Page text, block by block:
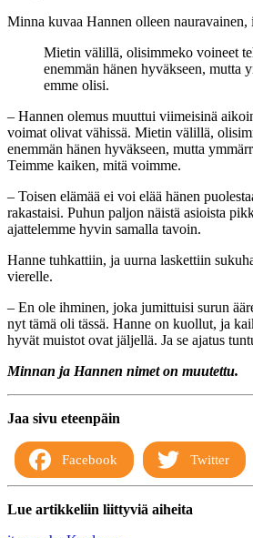
Minna kuvaa Hannen olleen
Mietin välillä, olisimmeko voineet
enemmän hänen hyväkseen, mutta
emme olisi.
– Hannen olemus muuttui viimeisinä
voimat olivat vähissä. Mietin välillä,
enemmän hänen hyväkseen, mutta
Teimme kaiken, mitä voimme.
– Toisen elämää ei voi elää hänen
rakastaisi. Puhun paljon näistä asioista
ajattelemme hyvin samalla tavoin.
Hanne tuhkattiin, ja uurna laskettiin
vierelle.
– En ole ihminen, joka jumittuisi surun
nyt tämä oli tässä. Hanne on kuollut, ja
hyvät muistot ovat jäljellä. Ja se ajatus
Minnan ja Hannen nimet on muutettu.
Jaa sivu eteenpäin
Facebook Twitter
Lue artikkeliin liittyviä aiheita